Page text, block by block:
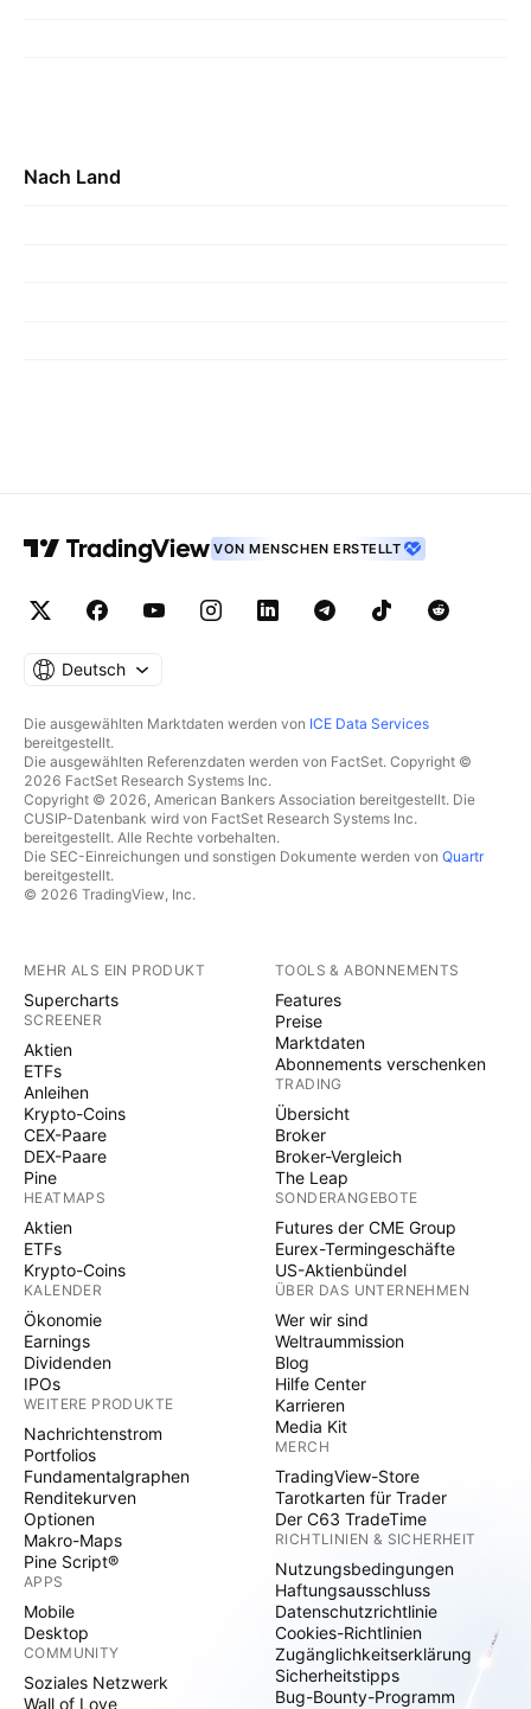
Nach Land
VON MENSCHEN ERSTELLT
Deutsch
Die ausgewählten Marktdaten werden von ICE Data Services
bereitgestellt.
Die ausgewählten Referenzdaten werden von FactSet. Copyright ©
2026 FactSet Research Systems Inc.
Copyright © 2026, American Bankers Association bereitgestellt. Die
CUSIP-Datenbank wird von FactSet Research Systems Inc.
bereitgestellt. Alle Rechte vorbehalten.
Die SEC-Einreichungen und sonstigen Dokumente werden von Quartr
bereitgestellt.
© 2026 TradingView, Inc.
MEHR ALS EIN PRODUKT
Supercharts
SCREENER
Aktien
ETFs
Anleihen
Krypto-Coins
CEX-Paare
DEX-Paare
Pine
HEATMAPS
Aktien
ETFs
Krypto-Coins
KALENDER
Ökonomie
Earnings
Dividenden
IPOs
WEITERE PRODUKTE
Nachrichtenstrom
Portfolios
Fundamentalgraphen
Renditekurven
Optionen
Makro-Maps
Pine Script®
APPS
Mobile
Desktop
COMMUNITY
Soziales Netzwerk
Wall of Love
TOOLS & ABONNEMENTS
Features
Preise
Marktdaten
Abonnements verschenken
TRADING
Übersicht
Broker
Broker-Vergleich
The Leap
SONDERANGEBOTE
Futures der CME Group
Eurex-Termingeschäfte
US-Aktienbündel
ÜBER DAS UNTERNEHMEN
Wer wir sind
Weltraummission
Blog
Hilfe Center
Karrieren
Media Kit
MERCH
TradingView-Store
Tarotkarten für Trader
Der C63 TradeTime
RICHTLINIEN & SICHERHEIT
Nutzungsbedingungen
Haftungsausschluss
Datenschutzrichtlinie
Cookies-Richtlinien
Zugänglichkeitserklärung
Sicherheitstipps
Bug-Bounty-Programm